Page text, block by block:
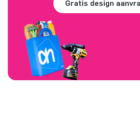
Gratis design